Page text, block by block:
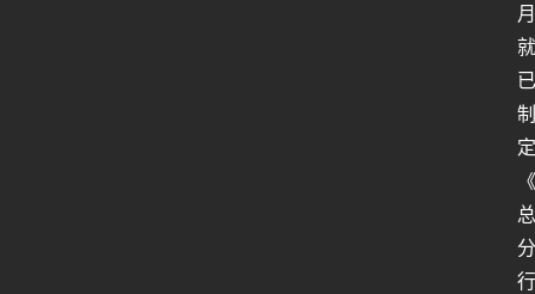
月
就
已
制
定
《
总
分
行